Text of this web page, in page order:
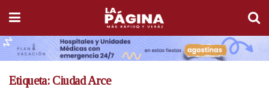
Etiqueta: Ciudad Arce